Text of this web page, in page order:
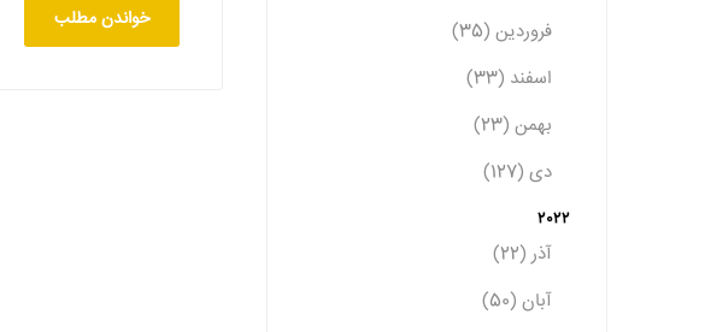
خواندن مطلب
فروردین (35)
اسفند (33)
بهمن (23)
دی (127)
2022
آذر (22)
آبان (50)